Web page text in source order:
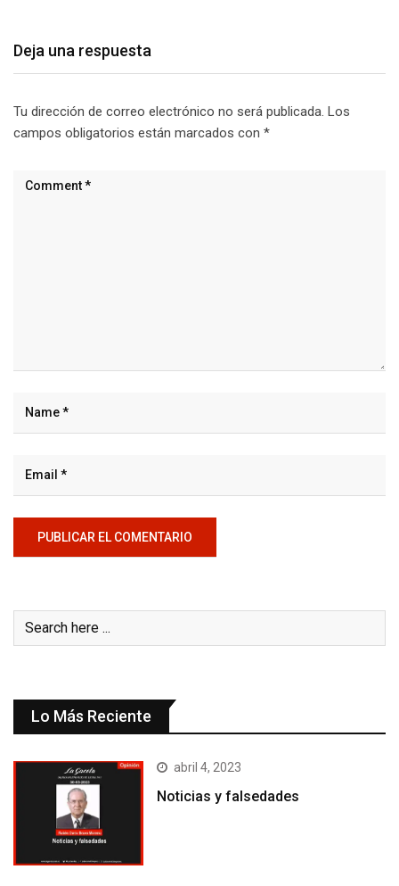
Deja una respuesta
Tu dirección de correo electrónico no será publicada. Los
campos obligatorios están marcados con *
Lo Más Reciente
abril 4, 2023
Noticias y falsedades